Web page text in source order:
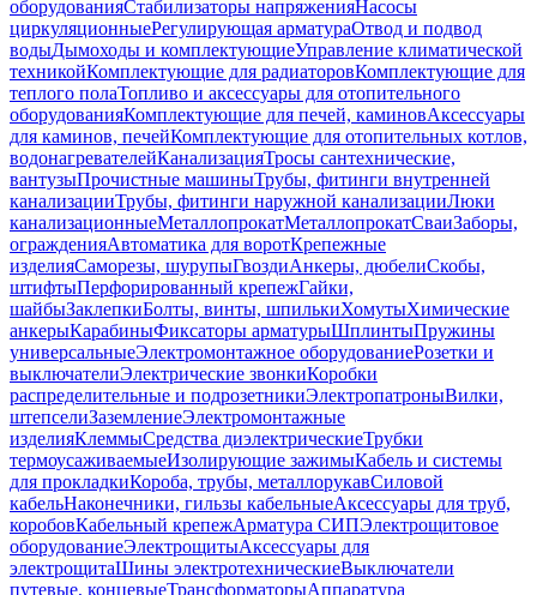
оборудованияСтабилизаторы напряженияНасосы
циркуляционныеРегулирующая арматураОтвод и подвод
водыДымоходы и комплектующиеУправление климатической
техникойКомплектующие для радиаторовКомплектующие для
теплого полаТопливо и аксессуары для отопительного
оборудованияКомплектующие для печей, каминовАксессуары
для каминов, печейКомплектующие для отопительных котлов,
водонагревателейКанализацияТросы сантехнические,
вантузыПрочистные машиныТрубы, фитинги внутренней
канализацииТрубы, фитинги наружной канализацииЛюки
канализационныеМеталлопрокатМеталлопрокатСваиЗаборы,
огражденияАвтоматика для воротКрепежные
изделияСаморезы, шурупыГвоздиАнкеры, дюбелиСкобы,
штифтыПерфорированный крепежГайки,
шайбыЗаклепкиБолты, винты, шпилькиХомутыХимические
анкерыКарабиныФиксаторы арматурыШплинтыПружины
универсальныеЭлектромонтажное оборудованиеРозетки и
выключателиЭлектрические звонкиКоробки
распределительные и подрозетникиЭлектропатроныВилки,
штепселиЗаземлениеЭлектромонтажные
изделияКлеммыСредства диэлектрическиеТрубки
термоусаживаемыеИзолирующие зажимыКабель и системы
для прокладкиКороба, трубы, металлорукавСиловой
кабельНаконечники, гильзы кабельныеАксессуары для труб,
коробовКабельный крепежАрматура СИПЭлектрощитовое
оборудованиеЭлектрощитыАксессуары для
электрощитаШины электротехническиеВыключатели
путевые, концевыеТрансформаторыАппаратура